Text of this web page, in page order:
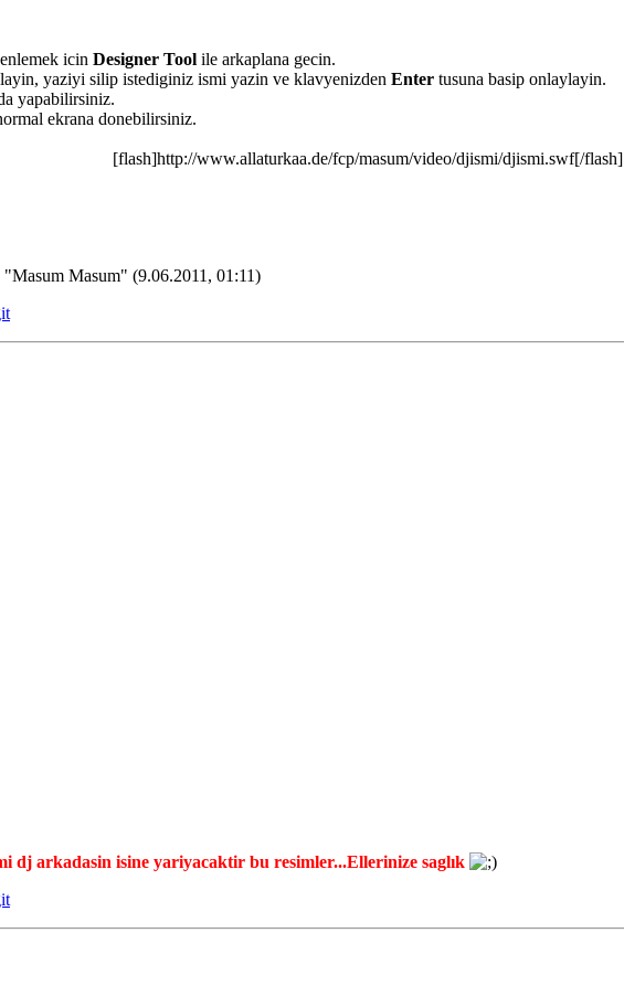
icin Designer Tool ile arkaplana gecin.
yaziyi silip istediginiz ismi yazin ve klavyenizden Enter tusuna basip onlaylayin.
yapabilirsiniz.
ekrana donebilirsiniz.
[flash]http://www.allaturkaa.de/fcp/masum/video/djismi/djismi.swf[/flash]
Masum" (9.06.2011, 01:11)
dj arkadasin isine yariyacaktir bu resimler...Ellerinize saglık